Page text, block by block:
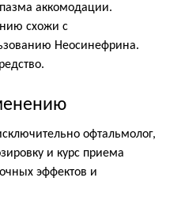
аккомодации.
схожи с
Неосинефрина.
офтальмолог,
и курс приема
эффектов и